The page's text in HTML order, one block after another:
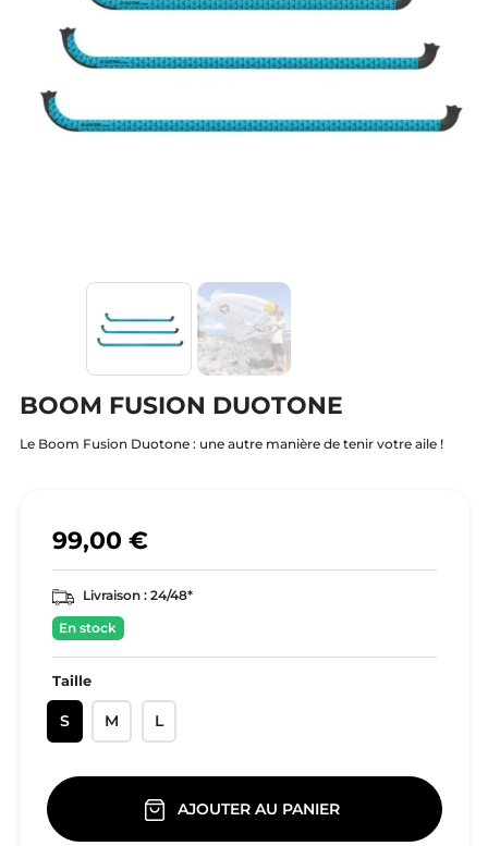
BOOM FUSION DUOTONE
Le Boom Fusion Duotone : une autre manière de tenir votre aile !
99,00 €
Livraison : 24/48*
En stock
Taille
S M L
AJOUTER AU PANIER